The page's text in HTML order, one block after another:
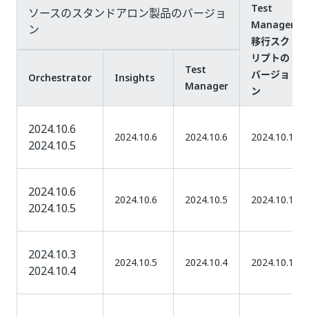
ソースのスタンドアロン製品のバージョ
ン
Test
Manager
移行スク
リプトの
バージョ
ン
Orchestrator Insights
Test
Manager
2024.10.6
2024.10.5
2024.10.6 2024.10.6 2024.10.1
2024.10.6
2024.10.5
2024.10.6 2024.10.5 2024.10.1
2024.10.3
2024.10.4
2024.10.5 2024.10.4 2024.10.1